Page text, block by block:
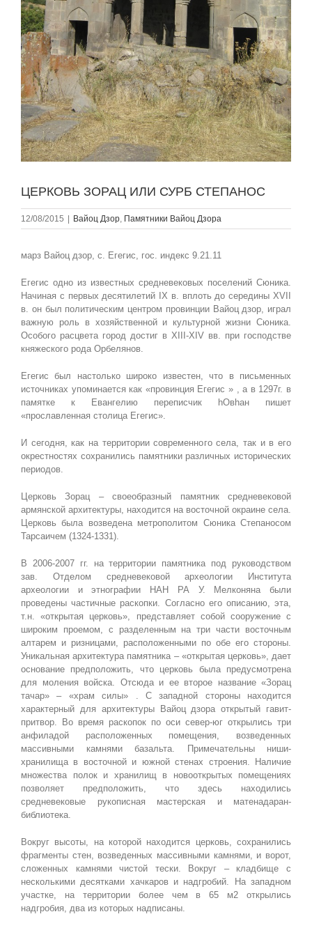
ЦЕРКОВЬ ЗОРАЦ ИЛИ СУРБ СТЕПАНОС
12/08/2015 | Вайоц Дзор Памятники Вайоц Дзора
марз Вайоц дзор, с. Егегис, гос. индекс 9.21.11
Егегис одно из известных средневековых поселений Сюника.
Начиная с первых десятилетий IX в. вплоть до середины XVII
в. он был политическим центром провинции Вайоц дзор, играл
важную роль в хозяйственной и культурной жизни Сюника.
Особого расцвета город достиг в ХIII-ХIV вв. при господстве
княжеского рода Орбелянов.
Егегис был настолько широко известен, что в письменных
источниках упоминается как «провинция Егегис » , а в 1297г. в
памятке к Евангелию переписчик hОвhан пишет
«прославленная столица Егегис».
И сегодня, как на территории современного села, так и в его
окрестностях сохранились памятники различных исторических
периодов.
Церковь Зорац – своеобразный памятник средневековой
армянской архитектуры, находится на восточной окраине села.
Церковь была возведена метрополитом Сюника Степаносом
Тарсаичем (1324-1331).
В 2006-2007 гг. на территории памятника под руководством
зав. Отделом средневековой археологии Института
археологии и этнографии НАН РА У. Мелконяна были
проведены частичные раскопки. Согласно его описанию, эта,
т.н. «открытая церковь», представляет собой сооружение с
широким проемом, с разделенным на три части восточным
алтарем и ризницами, расположенными по обе его стороны.
Уникальная архитектура памятника – «открытая церковь», дает
основание предположить, что церковь была предусмотрена
для моления войска. Отсюда и ее второе название «Зорац
тачар» – «храм силы» . С западной стороны находится
характерный для архитектуры Вайоц дзора открытый гавит-
притвор. Во время раскопок по оси север-юг открылись три
анфиладой расположенных помещения, возведенных
массивными камнями базальта. Примечательны ниши-
хранилища в восточной и южной стенах строения. Наличие
множества полок и хранилищ в новооткрытых помещениях
позволяет предположить, что здесь находились
средневековые рукописная мастерская и матенадаран-
библиотека.
Вокруг высоты, на которой находится церковь, сохранились
фрагменты стен, возведенных массивными камнями, и ворот,
сложенных камнями чистой тески. Вокруг – кладбище с
несколькими десятками хачкаров и надгробий. На западном
участке, на территории более чем в 65 м2 открылись
надгробия, два из которых надписаны.